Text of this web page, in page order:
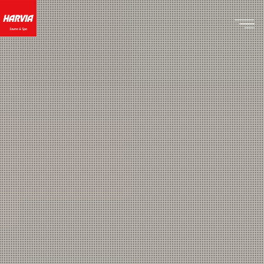
PRODUCTS
サウナヒーター
インドアサウナ
アウトドアサウナ
水風呂・ホットタブ
カスタムメイドサウナ
コントローラー&パーツ
©HARVIA Sauna & Spa. All rights reserved.